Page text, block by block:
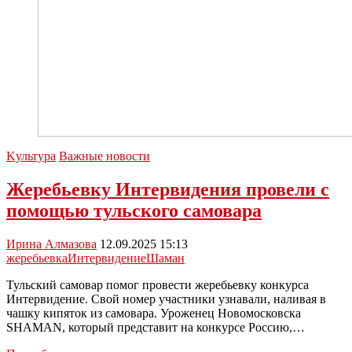
Kультура Важные новости
Жеребьевку Интервидения провели с
помощью тульского самовара
Ирина Алмазова 12.09.2025 15:13
жеребьевкаИнтервидениеШаман
Тульский самовар помог провести жеребьевку конкурса
Интервидение. Свой номер участники узнавали, наливая в
чашку кипяток из самовара. Уроженец Новомосковска
SHAMAN, который представит на конкурсе Россию,…